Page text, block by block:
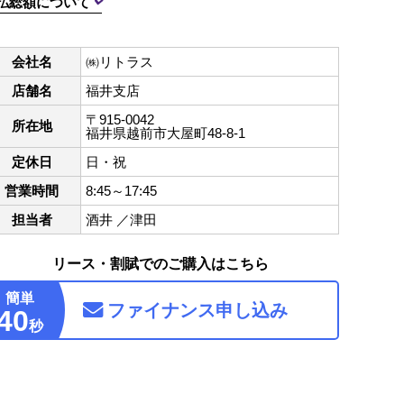
会社名
㈱リトラス
店舗名
福井支店
所在地
〒915-0042
福井県越前市大屋町48-8-1
定休日
日・祝
営業時間
8:45～17:45
担当者
酒井 ／津田
リース・割賦でのご購入はこちら
簡単
秒
ファイナンス申し込み